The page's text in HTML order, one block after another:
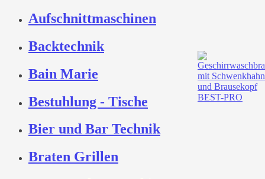
Aufschnittmaschinen
Backtechnik
Bain Marie
Bestuhlung - Tische
Bier und Bar Technik
Braten Grillen